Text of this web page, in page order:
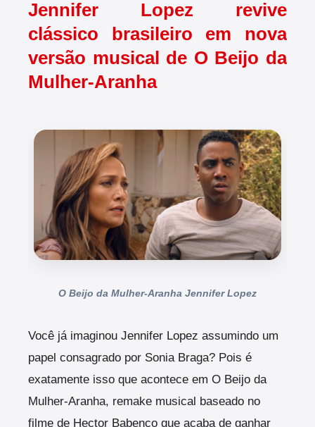
Jennifer Lopez revive
clássico brasileiro em nova
versão musical de O Beijo da
Mulher-Aranha
O Beijo da Mulher-Aranha Jennifer Lopez
Você já imaginou Jennifer Lopez assumindo um
papel consagrado por Sonia Braga? Pois é
exatamente isso que acontece em O Beijo da
Mulher-Aranha, remake musical baseado no
filme de Hector Babenco que acaba de ganhar